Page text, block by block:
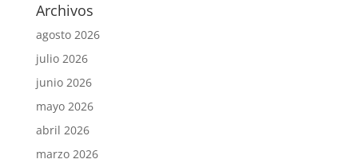
Archivos
agosto 2026
julio 2026
junio 2026
mayo 2026
abril 2026
marzo 2026